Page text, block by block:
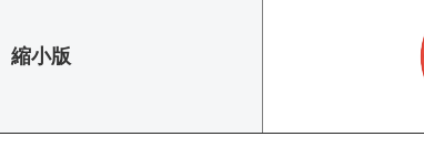
縮小版